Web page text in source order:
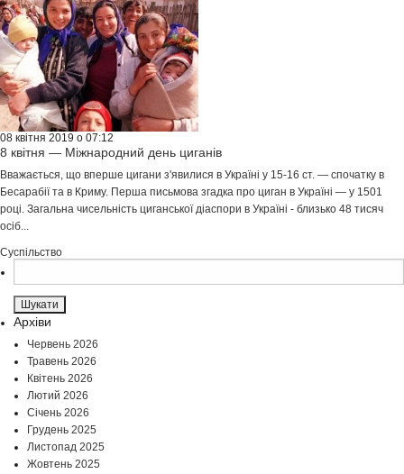
08 квітня 2019 о 07:12
8 квітня — Міжнародний день циганів
Вважається, що вперше цигани з'явилися в Україні у 15-16 ст. — спочатку в
Бесарабії та в Криму. Перша письмова згадка про циган в Україні — у 1501
році. Загальна чисельність циганської діаспори в Україні - близько 48 тисяч
осіб...
Суспільство
Архіви
Червень 2026
Травень 2026
Квітень 2026
Лютий 2026
Січень 2026
Грудень 2025
Листопад 2025
Жовтень 2025